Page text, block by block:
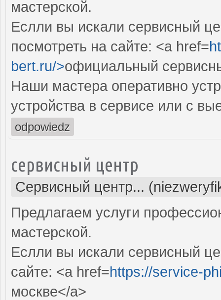
мастерской.
Еслли вы искали сервисный
посмотреть на сайте: <a href=
bert.ru/>официальный
Наши мастера оперативно
устройства в сервисе или с
odpowiedz
сервисный центр
Сервисный центр...
Предлагаем услуги
мастерской.
Еслли вы искали сервисный
сайте: <a href=https://service-
москве</a>